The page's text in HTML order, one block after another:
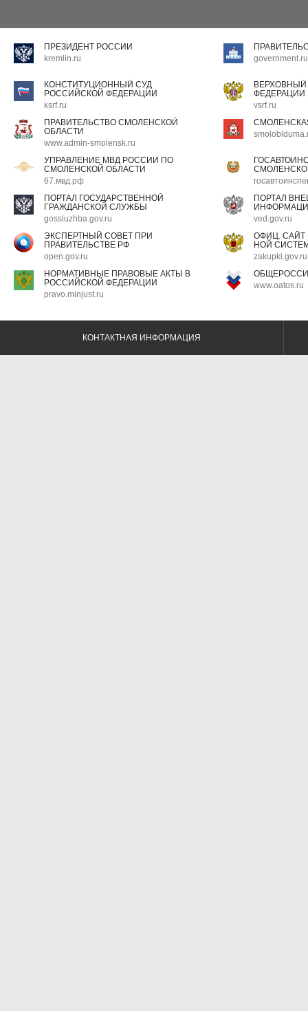
ПРЕЗИДЕНТ РОССИИ
kremlin.ru
government.ru
КОНСТИТУЦИОННЫЙ СУД
РОССИЙСКОЙ ФЕДЕРАЦИИ
ksrf.ru
ФЕДЕРАЦИИ
vsrf.ru
ПРАВИТЕЛЬСТВО СМОЛЕНСКОЙ
ОБЛАСТИ
www.admin-smolensk.ru
УПРАВЛЕНИЕ МВД РОССИИ ПО
СМОЛЕНСКОЙ ОБЛАСТИ
67.мвд.рф
ПОРТАЛ ГОСУДАРСТВЕННОЙ
ГРАЖДАНСКОЙ СЛУЖБЫ
gossluzhba.gov.ru
ПОРТАЛ
ved.gov.ru
ЭКСПЕРТНЫЙ СОВЕТ ПРИ
ПРАВИТЕЛЬСТВЕ РФ
open.gov.ru
ОФИЦ.
НОЙ
zakupki.gov.ru
НОРМАТИВНЫЕ ПРАВОВЫЕ АКТЫ В
РОССИЙСКОЙ ФЕДЕРАЦИИ
pravo.minjust.ru
www.oatos.ru
КОНТАКТНАЯ ИНФОРМАЦИЯ